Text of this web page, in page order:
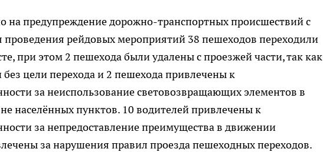
на предупреждение дорожно-транспортных происшествий с
проведения рейдовых мероприятий 38 пешеходов переходили
при этом 2 пешехода были удалены с проезжей части, так как
цели перехода и 2 пешехода привлечены к
за неиспользование световозвращающих элементов в
населённых пунктов. 10 водителей привлечены к
за непредоставление преимущества в движении
за нарушения правил проезда пешеходных переходов.